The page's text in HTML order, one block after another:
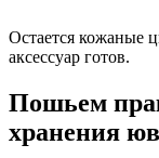
Остается кожаные
аксессуар готов.
Пошьем
хранения